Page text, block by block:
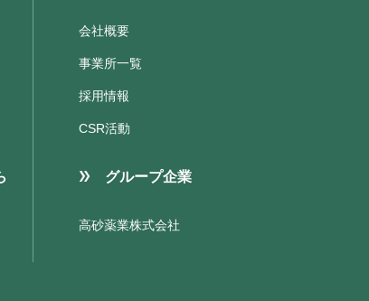
会社概要
事業所一覧
採用情報
CSR活動
グループ企業
高砂薬業株式会社